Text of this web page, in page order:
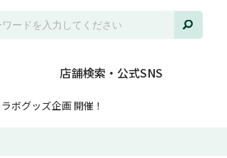
店舗検索・公式SNS
ボグッズ企画 開催！